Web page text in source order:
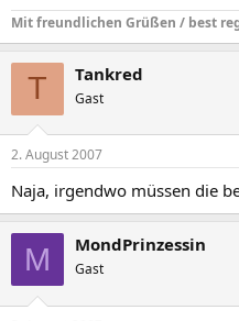
Mit freundlichen Grüßen / best
T Tankred
Gast
2. August 2007
Naja, irgendwo müssen die
M MondPrinzessin
Gast